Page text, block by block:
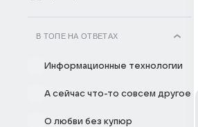
В ТОПЕ НА ОТВЕТАХ
Информационные технологии
А сейчас что-то совсем другое
О любви без купюр